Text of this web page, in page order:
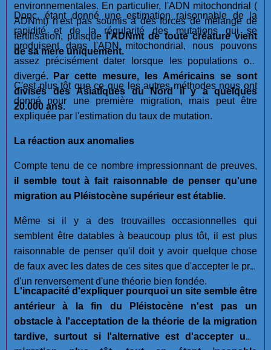
environnementales. En particulier, l'ADN mitochondrial (
ADNmt) n'est pas soumis à des forces de mélange de
fertilisation, puisquel'ADNmt de toute créature vient
de sa mère uniquement.
Donc, étant donné une estimation raisonnable de la
rapidité et de la régularité des mutations qui se
produisent dans l'ADN mitochondrial, nous pouvons
assez précisément dater lorsque les populations ont
divergé.
Par cette mesure, les Américains se sont
divisés des Asiatiques du Nord il y a quelques
20.000 ans.
C'est plus tôt que ce que les autres méthodes nous ont
donné pour une première migration, mais peut être
expliquée par l'estimation du taux de mutation.
La réaction aux anomalies
Compte tenu de ce nombre impressionnant de preuves,
il semble tout à fait raisonnable de penser qu'une
migration au Pléistocène supérieur est établie.
Même si il y a des trouvailles occasionnelles qui
semblent être datables à beaucoup plus tôt, il est plus
raisonnable de penser qu'il doit y avoir quelque chose
de faux avec les dates de ces sites que d'accepter le prix
d'un renversement d'une théorie bien fondée.
L'incapacité d'expliquer pourquoi un site semble être
antérieur à la fin du Pléistocène n'est pas un
obstacle à l'acceptation de la théorie de la migration
tardive, surtout si l'alternative est d'accepter une